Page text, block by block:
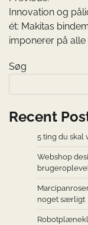
Innovation og
ét: Makitas
imponerer på
Søg
Recent
5 ting du skal
Webshop
noget særligt